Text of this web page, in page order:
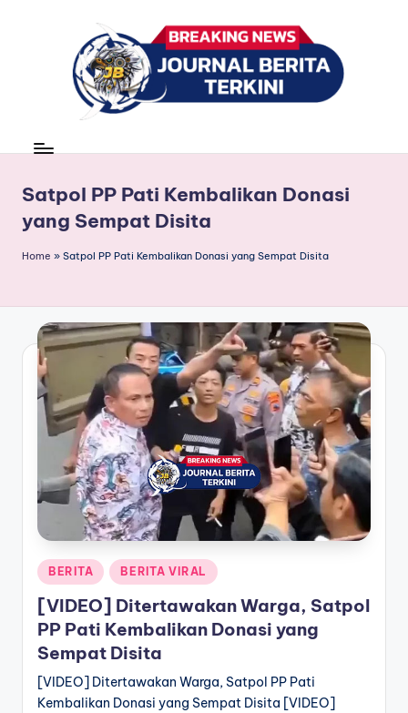
r
n
a
B
e
ri
t
e
r
k
n
news
Satpol PP Pati Kembalikan Donasi
yang Sempat Disita
Home » Satpol PP Pati Kembalikan Donasi yang Sempat Disita
Posted
in
BERITA BERITA VIRAL
[VIDEO] Ditertawakan Warga, Satpol
PP Pati Kembalikan Donasi yang
Sempat Disita
[VIDEO] Ditertawakan Warga, Satpol PP Pati
Kembalikan Donasi yang Sempat Disita [VIDEO]